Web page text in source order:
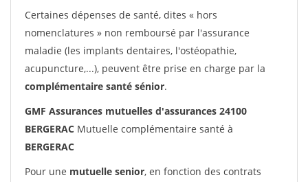
Certaines dépenses de santé, dites « hors
nomenclatures » non remboursé par l'assurance
maladie (les implants dentaires, l'ostéopathie,
acupuncture,...), peuvent être prise en charge par la
complémentaire santé sénior.
GMF Assurances mutuelles d'assurances 24100
BERGERAC Mutuelle complémentaire santé à
BERGERAC
Pour une mutuelle senior, en fonction des contrats